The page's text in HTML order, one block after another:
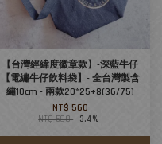
【台灣經緯度徽章款】-深藍牛仔
【電繡牛仔飲料袋】- 全台灣製含
繡10cm - 兩款20*25+8(36/75)
NT$ 560
NT$ 580 -3.4%